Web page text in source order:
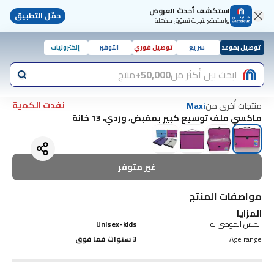
استكشف أحدث العروض
واستمتع بتجربة تسوّق مذهلة! حمّل التطبيق
توصيل بموعد سريع توصيل فوري التوفير إلكترونيات
ابحث بين أكثر من50,000+ منتج
منتجات أُخرى منMaxi
نفدت الكمية
ماكسي ملف توسيع كبير بمقبض، وردي، 13 خانة
غير متوفر
مواصفات المنتج
المزايا
الجنس الموصى به
Unisex-kids
Age range
3 سنوات فما فوق